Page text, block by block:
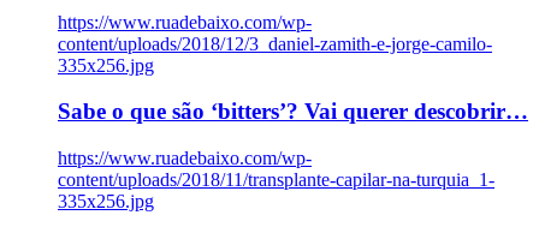
https://www.ruadebaixo.com/wp-
content/uploads/2018/12/3_daniel-zamith-e-jorge-camilo-
335x256.jpg
Sabe o que são ‘bitters’? Vai querer descobrir…
https://www.ruadebaixo.com/wp-
content/uploads/2018/11/transplante-capilar-na-turquia_1-
335x256.jpg